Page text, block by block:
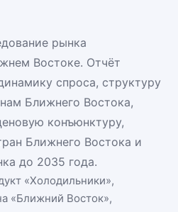
рынка
Востоке. Отчёт
спроса, структуру
Ближнего Востока,
конъюнктуру,
Ближнего Востока и
до 2035 года.
«Холодильники»,
«Ближний Восток»,